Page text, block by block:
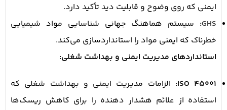
ایمنی که روی وضوح و قابلیت دید تأکید دارد.
GHS
: سیستم هماهنگ جهانی شناسایی مواد شیمیایی
خطرناک که ایمنی مواد را استانداردسازی می‌کند.
استانداردهای مدیریت ایمنی و بهداشت شغلی:
ISO 45001: الزامات مدیریت ایمنی و بهداشت شغلی که
استفاده از علائم هشدار دهنده را برای کاهش ریسک‌ها